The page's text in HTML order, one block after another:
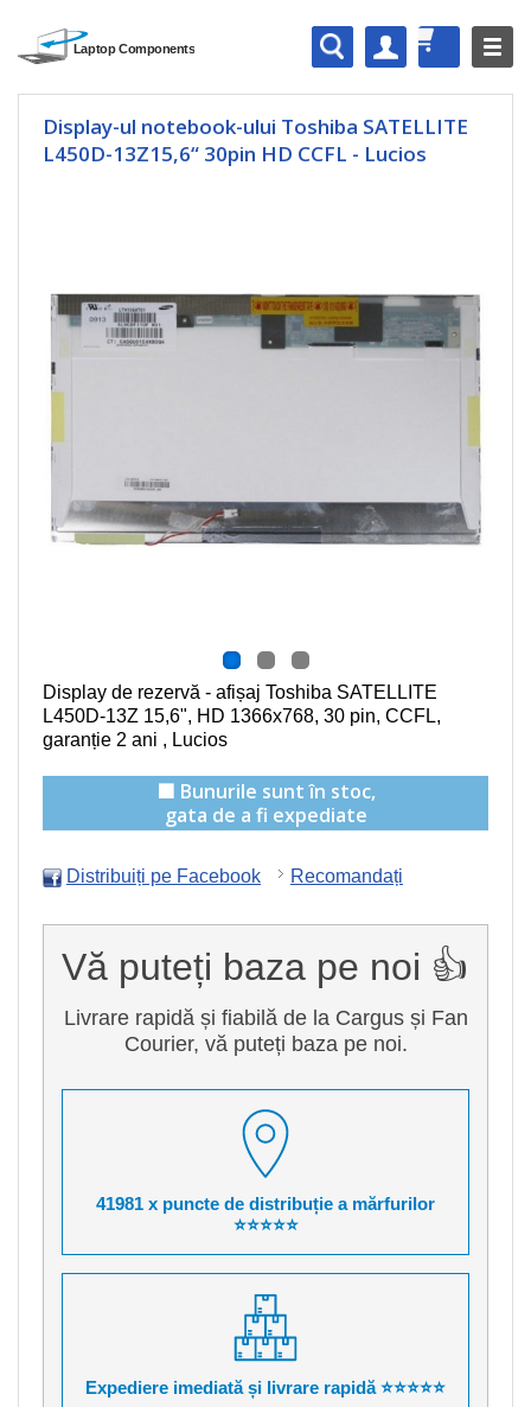
Display-ul notebook-ului Toshiba SATELLITE
L450D-13Z15,6“ 30pin HD CCFL - Lucios
Display de rezervă - afișaj Toshiba SATELLITE
L450D-13Z 15,6", HD 1366x768, 30 pin, CCFL,
garanție 2 ani , Lucios
🟩 Bunurile sunt în stoc,
gata de a fi expediate
Distribuiți pe Facebook Recomandați
Vă puteți baza pe noi 👍
Livrare rapidă și fiabilă de la Cargus și Fan
Courier, vă puteți baza pe noi.
41981 x puncte de distribuție a mărfurilor
⭐⭐⭐⭐⭐
Expediere imediată și livrare rapidă ⭐⭐⭐⭐⭐